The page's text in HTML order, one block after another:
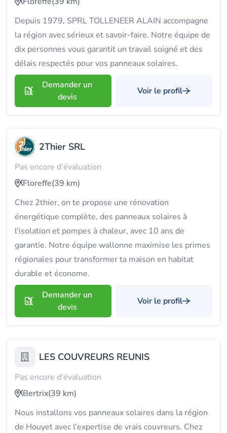
Depuis 1979, SPRL TOLLENEER ALAIN accompagne
la région avec sérieux et savoir-faire. Notre équipe de
dix personnes vous garantit un travail soigné et des
délais respectés pour vos panneaux solaires.
Demander un
devis
Voir le profil
2Thier SRL
Pas encore d'évaluation
Floreffe(39 km)
Chez 2thier, on te propose une rénovation
énergétique complète, des panneaux solaires à
l'isolation et pompes à chaleur, avec 10 ans de
garantie. Notre équipe wallonne maximise les primes
régionales pour transformer ta maison en habitat
durable et économe.
Demander un
devis
Voir le profil
LES COUVREURS REUNIS
Pas encore d'évaluation
Bertrix(39 km)
Nous installons vos panneaux solaires dans la région
de Houyet avec l'expertise de vrais couvreurs. Chez